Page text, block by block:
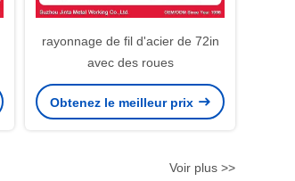
rayonnage de fil d'acier de 72in
avec des roues
Obtenez le meilleur prix
Voir plus >>